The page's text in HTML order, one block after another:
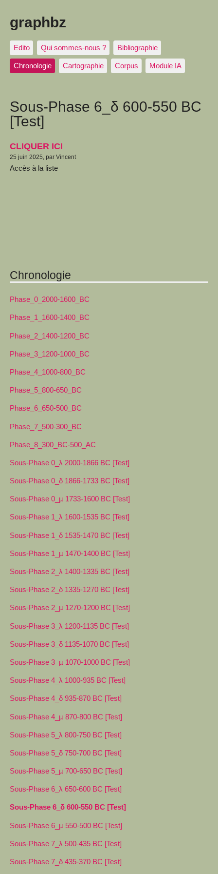
graphbz
Edito Qui sommes-nous ? Bibliographie
Chronologie Cartographie Corpus Module IA
Sous-Phase 6_δ 600-550 BC
[Test]
CLIQUER ICI
25 juin 2025, par Vincent
Accès à la liste
Chronologie
Phase_0_2000-1600_BC
Phase_1_1600-1400_BC
Phase_2_1400-1200_BC
Phase_3_1200-1000_BC
Phase_4_1000-800_BC
Phase_5_800-650_BC
Phase_6_650-500_BC
Phase_7_500-300_BC
Phase_8_300_BC-500_AC
Sous-Phase 0_λ 2000-1866 BC [Test]
Sous-Phase 0_δ 1866-1733 BC [Test]
Sous-Phase 0_µ 1733-1600 BC [Test]
Sous-Phase 1_λ 1600-1535 BC [Test]
Sous-Phase 1_δ 1535-1470 BC [Test]
Sous-Phase 1_µ 1470-1400 BC [Test]
Sous-Phase 2_λ 1400-1335 BC [Test]
Sous-Phase 2_δ 1335-1270 BC [Test]
Sous-Phase 2_µ 1270-1200 BC [Test]
Sous-Phase 3_λ 1200-1135 BC [Test]
Sous-Phase 3_δ 1135-1070 BC [Test]
Sous-Phase 3_µ 1070-1000 BC [Test]
Sous-Phase 4_λ 1000-935 BC [Test]
Sous-Phase 4_δ 935-870 BC [Test]
Sous-Phase 4_µ 870-800 BC [Test]
Sous-Phase 5_λ 800-750 BC [Test]
Sous-Phase 5_δ 750-700 BC [Test]
Sous-Phase 5_µ 700-650 BC [Test]
Sous-Phase 6_λ 650-600 BC [Test]
Sous-Phase 6_δ 600-550 BC [Test]
Sous-Phase 6_µ 550-500 BC [Test]
Sous-Phase 7_λ 500-435 BC [Test]
Sous-Phase 7_δ 435-370 BC [Test]